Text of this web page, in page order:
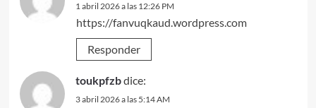
1 abril 2026 a las 12:26 PM
https://fanvuqkaud.wordpress.com
Responder
toukpfzbdice:
3 abril 2026 a las 5:14 AM